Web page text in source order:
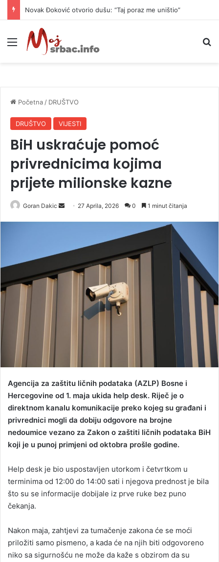
Novak Đoković otvorio dušu: “Taj poraz me uništio”
Meni
Početna / DRUŠTVO
DRUŠTVO VIJESTI
BiH uskraćuje pomoć
privrednicima kojima
prijete milionske kazne
Goran Dakic
a
27 Aprila, 2026 0 1 minut čitanja
Agencija za zaštitu ličnih podataka (AZLP) Bosne i
Hercegovine od 1. maja ukida help desk. Riječ je o
direktnom kanalu komunikacije preko kojeg su građani i
privrednici mogli da dobiju odgovore na brojne
nedoumice vezano za Zakon o zaštiti ličnih podataka BiH
koji je u punoj primjeni od oktobra prošle godine.
Help desk je bio uspostavljen utorkom i četvrtkom u
terminima od 12:00 do 14:00 sati i njegova prednost je bila
što su se informacije dobijale iz prve ruke bez puno
čekanja.
Nakon maja, zahtjevi za tumačenje zakona će se moći
priložiti samo pismeno, a kada će na njih biti odgovoreno
niko sa sigurnošću ne može da kaže s obzirom da su